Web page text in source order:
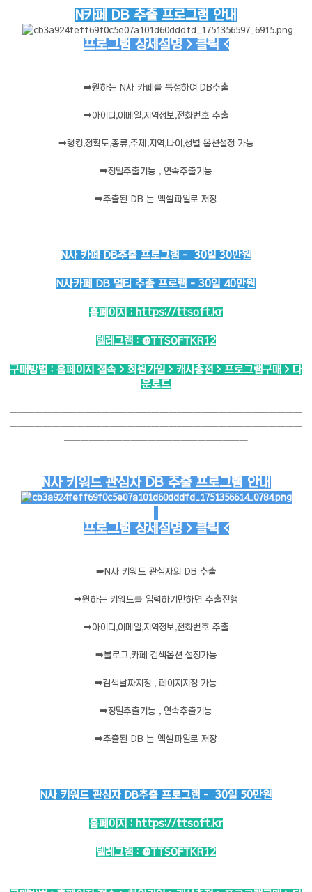
N카페 DB 추출 프로그램 안내
프로그램 상세설명 > 클릭 <
➡️원하는 N사 카페를 특정하여 DB추출
➡️아이디,이메일,지역정보,전화번호 추출
➡️랭킹,정확도,종류,주제,지역,나이,성별 옵션설정 가능
➡️정밀추출기능 , 연속추출기능
➡️추출된 DB 는 엑셀파일로 저장
N사 카페 DB추출 프로그램 - 30일 30만원
N사카페 DB 멀티 추출 프로램 - 30일 40만원
홈페이지 : https://ttsoft.kr
텔레그램 : @TTSOFTKR12
구매방법 : 홈페이지 접속 > 회원가입 > 캐시충전 > 프로그램구매 > 다
운로드
───────────────────────────────────
───────────────────────────────────
──────────────────────
N사 키워드 관심자 DB 추출 프로그램 안내
프로그램 상세설명 > 클릭 <
➡️ N사 키워드 관심자의 DB 추출
➡️원하는 키워드를 입력하기만하면 추출진행
➡️아이디,이메일,지역정보,전화번호 추출
➡️블로그,카페 검색옵션 설정가능
➡️검색날짜지정 , 페이지지정 가능
➡️정밀추출기능 , 연속추출기능
➡️추출된 DB 는 엑셀파일로 저장
N사 키워드 관심자 DB추출 프로그램 - 30일 50만원
홈페이지 : https://ttsoft.kr
텔레그램 : @TTSOFTKR12